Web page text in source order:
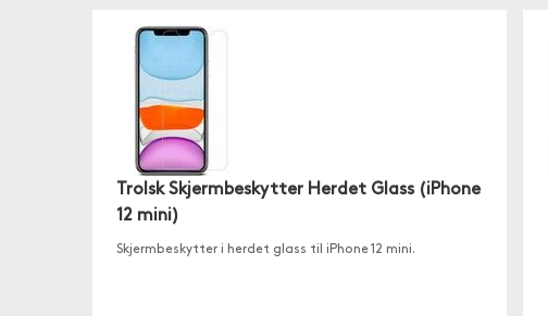
Trolsk Skjermbeskytter Herdet Glass (iPhone
12 mini)
Skjermbeskytter i herdet glass til iPhone 12 mini.